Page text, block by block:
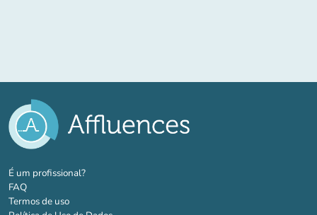
É um profissional?(novo separador)
FAQ
Termos de uso